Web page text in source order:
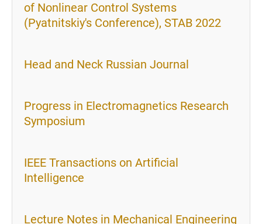
of Nonlinear Control Systems
(Pyatnitskiy's Conference), STAB 2022
Head and Neck Russian Journal
Progress in Electromagnetics Research
Symposium
IEEE Transactions on Artificial
Intelligence
Lecture Notes in Mechanical Engineering